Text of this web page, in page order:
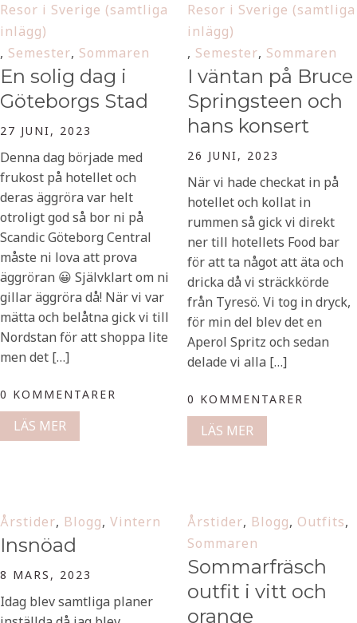
Resor i Sverige (samtliga
inlägg)
, Semester, Sommaren
En solig dag i
Göteborgs Stad
27 JUNI, 2023
Denna dag började med
frukost på hotellet och
deras äggröra var helt
otroligt god så bor ni på
Scandic Göteborg Central
måste ni lova att prova
äggröran 😀 Självklart om ni
gillar äggröra då! När vi var
mätta och belåtna gick vi till
Nordstan för att shoppa lite
men det […]
0 KOMMENTARER
LÄS MER
Resor i Sverige (samtliga
inlägg)
, Semester, Sommaren
I väntan på Bruce
Springsteen och
hans konsert
26 JUNI, 2023
När vi hade checkat in på
hotellet och kollat in
rummen så gick vi direkt
ner till hotellets Food bar
för att ta något att äta och
dricka då vi sträckkörde
från Tyresö. Vi tog in dryck,
för min del blev det en
Aperol Spritz och sedan
delade vi alla […]
0 KOMMENTARER
LÄS MER
Årstider, Blogg, Vintern
Insnöad
8 MARS, 2023
Idag blev samtliga planer
Årstider, Blogg, Outfits,
Sommaren
Sommarfräsch
outfit i vitt och
orange